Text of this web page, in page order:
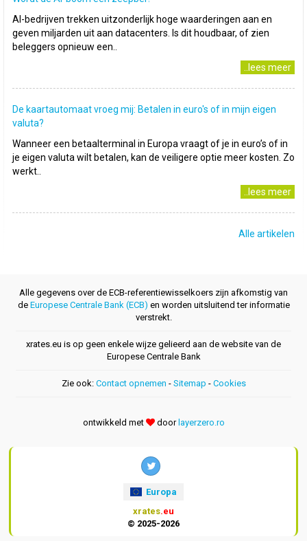
AI-bedrijven trekken uitzonderlijk hoge waarderingen aan en
geven miljarden uit aan datacenters. Is dit houdbaar, of zien
beleggers opnieuw een..
..lees meer
De kaartautomaat vroeg mij: Betalen in euro's of in mijn eigen
valuta?
Wanneer een betaalterminal in Europa vraagt of je in euro’s of in
je eigen valuta wilt betalen, kan de veiligere optie meer kosten. Zo
werkt..
..lees meer
Alle artikelen
Alle gegevens over de ECB-referentiewisselkoers zijn afkomstig van
de Europese Centrale Bank (ECB) en worden uitsluitend ter informatie
verstrekt.
xrates.eu is op geen enkele wijze gelieerd aan de website van de
Europese Centrale Bank
Zie ook: Contact opnemen - Sitemap - Cookies
ontwikkeld met door layerzero.ro
Europa
xrates.eu
© 2025-2026